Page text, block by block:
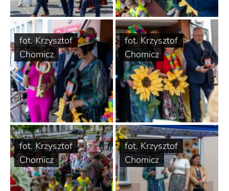
fot. Krzysztof
Chomicz
fot. Krzysztof
Chomicz
fot. Krzysztof
Chomicz
fot. Krzysztof
Chomicz